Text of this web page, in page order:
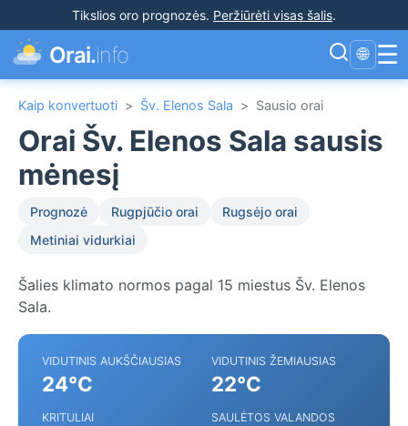
Tikslios oro prognozės. Peržiūrėti visas šalis.
Orai.info 🌐 ☰
Kaip konvertuoti > Šv. Elenos Sala > Sausio orai
Orai Šv. Elenos Sala sausis
mėnesį
Prognozė Rugpjūčio orai
Rugsėjo orai
Metiniai vidurkiai
Šalies klimato normos pagal 15 miestus Šv. Elenos
Sala.
VIDUTINIS AUKŠČIAUSIAS
24°C
VIDUTINIS ŽEMIAUSIAS
22°C
KRITULIAI SAULĖTOS VALANDOS